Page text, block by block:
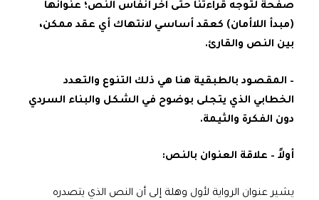
صفحة لتوجه قراءتنا حتى آخر أنفاس النص؛ عنوانها
(مبدأ اللاأمان) كعقد أساسي لانتهاك أي عقد ممكن،
بين النص والقارئ.
– المقصود بالطبقية هنا هي ذلك التنوع والتعدد
الخطابي الذي يتجلى بوضوح في الشكل والبناء السردي
دون الفكرة والثيمة.
أولاً – علاقة العنوان بالنص:
يشير عنوان الرواية لأول وهلة إلى أن النص الذي يتصدره